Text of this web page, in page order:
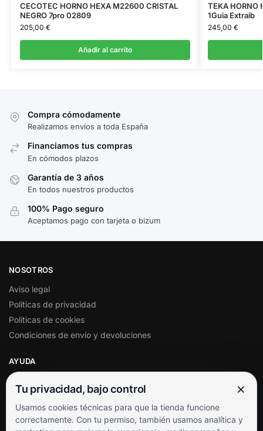
CECOTEC HORNO HEXA M22600 CRISTAL
NEGRO 7pro 02809
205,00 €
Añadir al carrito
TEKA HORNO
1Guia Extraib
245,00 €
Compra cómodamente
Realizamos envíos a toda España
Financiamos tus compras
En cómodos plazos
Garantía de 3 años
En todos nuestros productos
100% Pago seguro
Aceptamos pago con tarjeta o bizum
NOSOTROS
Aviso legal
Políticas de privacidad
Políticas de cookies
Condiciones de envío y devoluciones
AYUDA
Soporte al cliente
Contacto
Términos y condiciones
Tu privacidad, bajo control ×
Usamos cookies técnicas para que la tienda funcione
correctamente. Con tu permiso, también usamos analítica y